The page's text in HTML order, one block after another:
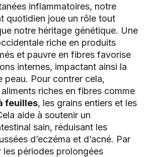
inflammatoires, notre
quotidien joue un rôle tout
notre héritage génétique. Une
riche en produits
et pauvre en fibres favorise
internes, impactant ainsi la
peau. Pour contrer cela,
riches en fibres comme
feuilles, les grains entiers et les
aide à soutenir un
sain, réduisant les
d’eczéma et d’acné. Par
les périodes prolongées